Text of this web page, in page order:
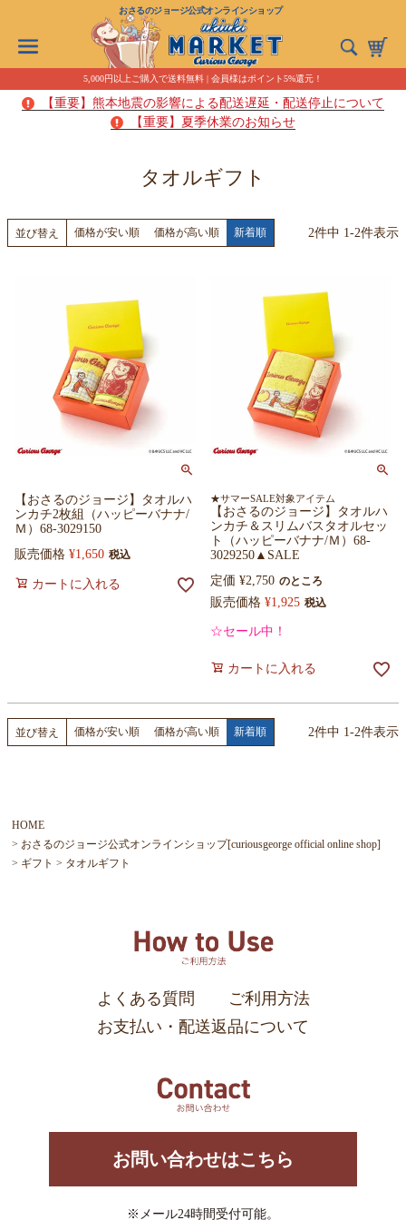
おさるのジョージ公式オンラインショップ
5,000円以上ご購入で送料無料 | 会員様はポイント5%還元！
【重要】熊本地震の影響による配送遅延・配送停止について
【重要】夏季休業のお知らせ
タオルギフト
並び替え 価格が安い順 価格が高い順 新着順 2件中 1-2件表示
【おさるのジョージ】タオルハ
ンカチ2枚組（ハッピーバナナ/
Ｍ）68-3029150
販売価格 ¥1,650 税込
カートに入れる
★サマーSALE対象アイテム
【おさるのジョージ】タオルハ
ンカチ＆スリムバスタオルセッ
ト（ハッピーバナナ/Ｍ）68-
3029250▲SALE
定価 ¥2,750 のところ
販売価格 ¥1,925 税込
☆セール中！
カートに入れる
並び替え 価格が安い順 価格が高い順 新着順 2件中 1-2件表示
HOME
おさるのジョージ公式オンラインショップ[curiousgeorge official online shop]
ギフト
タオルギフト
よくある質問
ご利用方法
お支払い・配送返品について
お問い合わせはこちら
※メール24時間受付可能。